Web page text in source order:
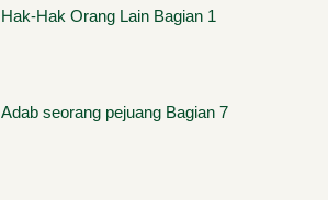
Hak-Hak Orang Lain Bagian 1
Adab seorang pejuang Bagian 7